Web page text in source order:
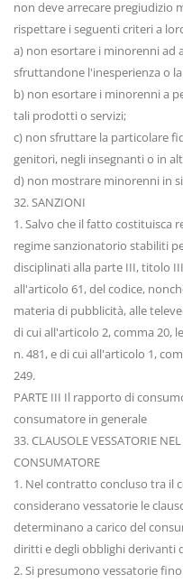
non deve arrecare pregiudizio
rispettare i seguenti criteri a
a) non esortare i minorenni ad
sfruttandone l'inesperienza o
b) non esortare i minorenni a
tali prodotti o servizi;
c) non sfruttare la particolare
genitori, negli insegnanti o in
d) non mostrare minorenni in
32. SANZIONI
1. Salvo che il fatto costituisca
regime sanzionatorio stabiliti
disciplinati alla parte III, titolo
all'articolo 61, del codice,
materia di pubblicità, alle
di cui all'articolo 2, comma 20,
n. 481, e di cui all'articolo 1,
249.
PARTE III Il rapporto di
consumatore in generale
33. CLAUSOLE VESSATORIE
CONSUMATORE
1. Nel contratto concluso tra il
considerano vessatorie le
determinano a carico del
diritti e degli obblighi derivanti
2. Si presumono vessatorie